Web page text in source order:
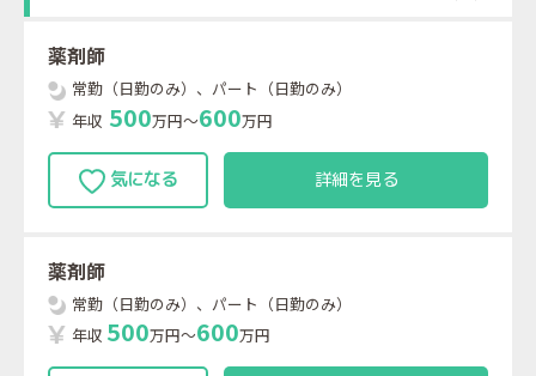
薬剤師
常勤（日勤のみ）、パート（日勤のみ）
年収 500万円～600万円
詳細を見る
薬剤師
常勤（日勤のみ）、パート（日勤のみ）
年収 500万円～600万円